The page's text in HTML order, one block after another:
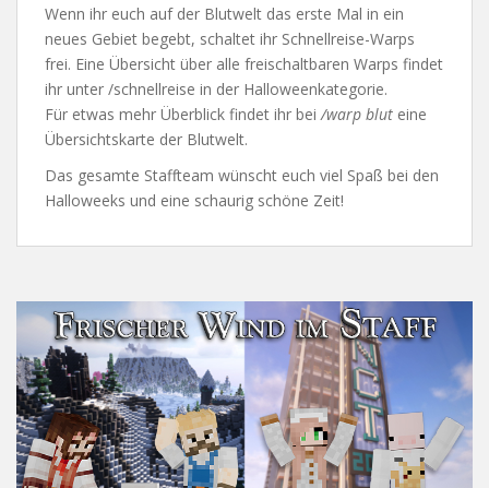
Wenn ihr euch auf der Blutwelt das erste Mal in ein
neues Gebiet begebt, schaltet ihr Schnellreise-Warps
frei. Eine Übersicht über alle freischaltbaren Warps findet
ihr unter /schnellreise in der Halloweenkategorie.
Für etwas mehr Überblick findet ihr bei/warp blut eine
Übersichtskarte der Blutwelt.
Das gesamte Staffteam wünscht euch viel Spaß bei den
Halloweeks und eine schaurig schöne Zeit!